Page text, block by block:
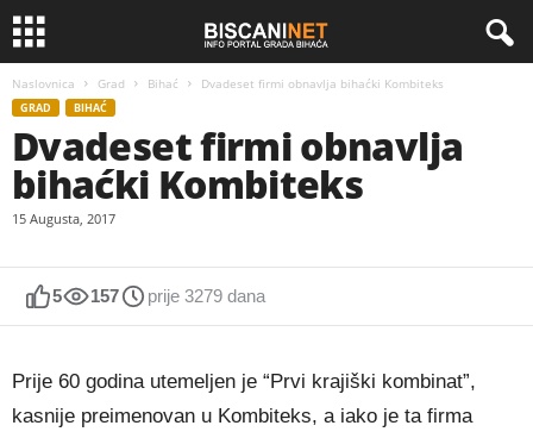
Naslovnica Grad Bihać Dvadeset firmi obnavlja bihaćki Kombiteks
GRAD BIHAĆ
Dvadeset firmi obnavlja
bihaćki Kombiteks
15 Augusta, 2017
5 157 prije 3279 dana
Prije 60 godina utemeljen je “Prvi krajiški kombinat”,
kasnije preimenovan u Kombiteks, a iako je ta firma